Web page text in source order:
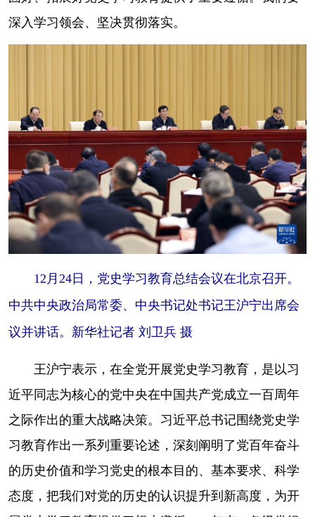
深入学习领会、坚决贯彻落实。
12月24日，党史学习教育总结会议在北京召开。
中共中央政治局常委、中央书记处书记王沪宁出席会
议并讲话。新华社记者 刘卫兵 摄
王沪宁表示，在全党开展党史学习教育，是以习
近平同志为核心的党中央在中国共产党成立一百周年
之际作出的重大战略决策。习近平总书记围绕党史学
习教育作出一系列重要论述，深刻阐明了党百年奋斗
的历史价值和学习党史的根本目的、基本要求、科学
态度，把我们对党的历史的认识提升到新高度，为开